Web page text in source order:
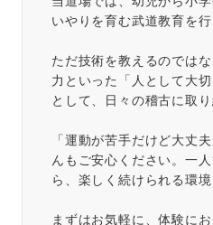
いやりを育む武道教育を行
ただ技術を教えるのでは
力といった「人として大
として、日々の稽古に取り
「運動が苦手だけど大丈
んもご安心ください。一
ら、楽しく続けられる環境
まずはお気軽に、体験にお